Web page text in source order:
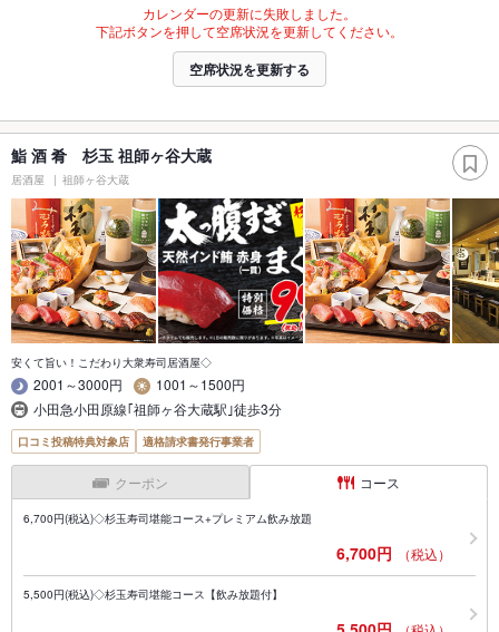
カレンダーの更新に失敗しました。
下記ボタンを押して空席状況を更新してください。
空席状況を更新する
鮨 酒 肴 杉玉 祖師ヶ谷大蔵
居酒屋 祖師ヶ谷大蔵
安くて旨い！こだわり大衆寿司居酒屋◇
2001～3000円
1001～1500円
小田急小田原線｢祖師ヶ谷大蔵駅｣徒歩3分
口コミ投稿特典対象店 適格請求書発行事業者
クーポン コース
6,700円(税込)◇杉玉寿司堪能コース+プレミアム飲み放題
6,700円 （税込）
5,500円(税込)◇杉玉寿司堪能コース【飲み放題付】